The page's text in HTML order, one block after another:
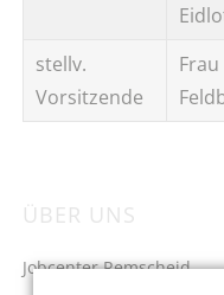
stellv.
Vorsitzende
Navigation
ÜBER UNS
Jobcenter Remscheid